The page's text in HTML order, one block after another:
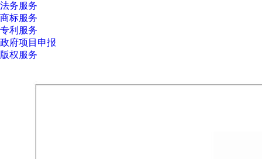
法务服务
商标服务
专利服务
政府项目申报
版权服务